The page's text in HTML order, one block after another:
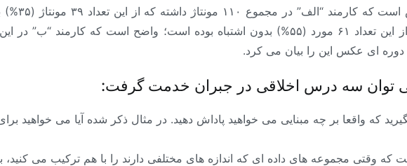
در جدول
۱۱۰ مونتاژ داشته که از این تعداد ۶۱ مورد (۵۵%) بدون اشتباه بوده است؛ واضح است
دوره ای عکس این را بیان می کرد.
توان سه درس اخلاقی در جبران خدمت گرفت:
که واقعا بر چه مبنایی می خواهید پاداش دهید. در مثال ذکر شده آیا می خواهید
که وقتی مجموعه های داده ای که اندازه های مختلفی دارند را با هم ترکیب می کنید،